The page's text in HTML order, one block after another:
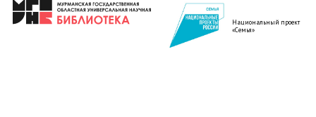
Национальный проект
«Семья»